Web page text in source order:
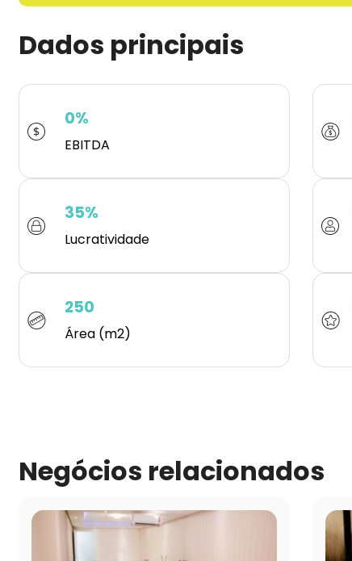
Dados principais
0%
EBITDA
35%
Lucratividade
250
Área (m2)
Negócios relacionados